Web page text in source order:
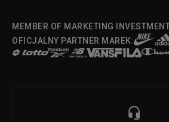
MEMBER OF MARKETING
OFICJALNY PARTNER MAREK: